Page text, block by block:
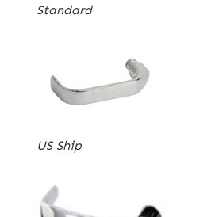
Standard
US Ship